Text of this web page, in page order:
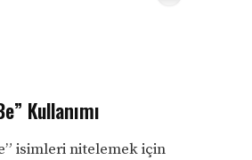
Kullanımı
isimleri nitelemek için